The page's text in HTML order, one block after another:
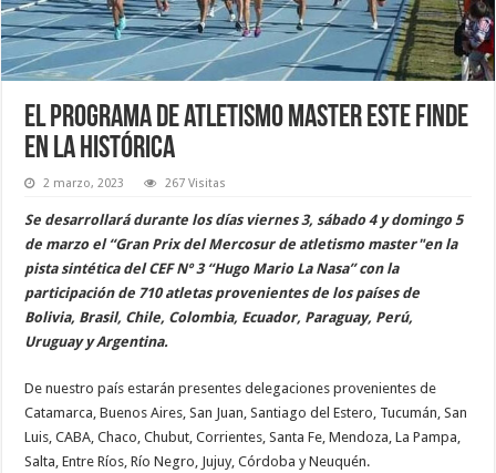
El programa de atletismo master este finde
en La Histórica
2 marzo, 2023 267 Visitas
Se desarrollará durante los días viernes 3, sábado 4 y domingo 5
de marzo el “Gran Prix del Mercosur de atletismo master"en la
pista sintética del CEF Nº 3 “Hugo Mario La Nasa” con la
participación de 710 atletas provenientes de los países de
Bolivia, Brasil, Chile, Colombia, Ecuador, Paraguay, Perú,
Uruguay y Argentina.
De nuestro país estarán presentes delegaciones provenientes de
Catamarca, Buenos Aires, San Juan, Santiago del Estero, Tucumán, San
Luis, CABA, Chaco, Chubut, Corrientes, Santa Fe, Mendoza, La Pampa,
Salta, Entre Ríos, Río Negro, Jujuy, Córdoba y Neuquén.